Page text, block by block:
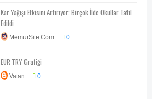
Kar Yağışı Etkisini Artırıyor: Birçok İlde Okullar Tatil
Edildi
MemurSite.Com 0
EUR TRY Grafiği
Vatan 0